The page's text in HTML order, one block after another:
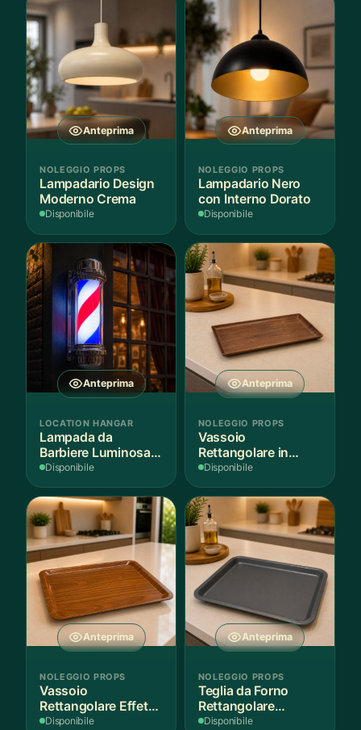
Anteprima
NOLEGGIO PROPS
Lampadario Design
Moderno Crema
Disponibile
Anteprima
NOLEGGIO PROPS
Lampadario Nero
con Interno Dorato
Disponibile
Anteprima
LOCATION HANGAR
Lampada da
Barbiere Luminosa
Rotante
Disponibile
Anteprima
NOLEGGIO PROPS
Vassoio
Rettangolare in
Legno Scuro
Disponibile
Anteprima
NOLEGGIO PROPS
Vassoio
Rettangolare Effetto
Legno
Disponibile
Anteprima
NOLEGGIO PROPS
Teglia da Forno
Rettangolare
Antiaderente
Disponibile